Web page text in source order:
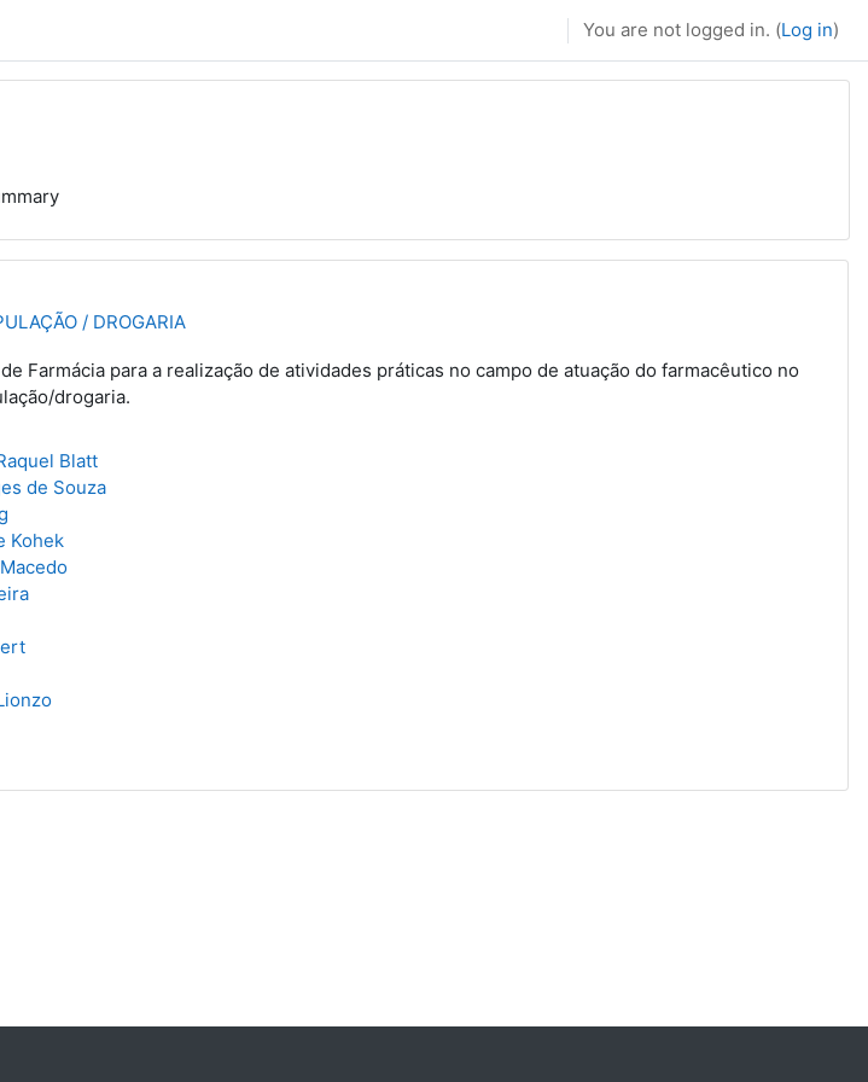
You are not logged in. (Log in)
/ DROGARIA
Farmácia para a realização de atividades práticas no campo de atuação do farmacêutico no
drogaria.
Blatt
de Souza
Kohek